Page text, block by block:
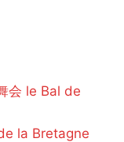
会 le Bal de
la Bretagne